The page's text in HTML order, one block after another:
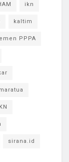
ikn
kaltim
PPPA
sirana.id